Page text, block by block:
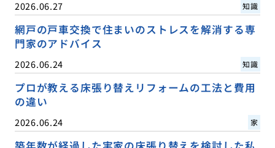
2026.06.27 知識
網戸の戸車交換で住まいのストレスを解消する専
門家のアドバイス
2026.06.24 知識
プロが教える床張り替えリフォームの工法と費用
の違い
2026.06.24 家